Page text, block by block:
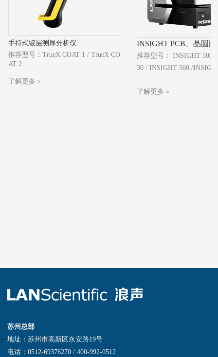
手持式镀层测厚分析仪
推荐型号：TrueX COAT 1 / TrueX CO
AT 2
了解更多＞
INSIGHT PCB、晶圆版
推荐型号： INSIGHT 500
30 / INSIGHT 560 /
了解更多＞
苏州总部
地址：苏州市高新区永安路19号
电话：0512-69376270 / 400-992-0512